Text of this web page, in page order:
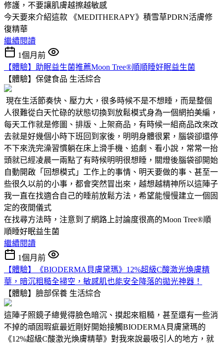
修護，不要讓肌膚越擦越敏感
今天要來介紹這款 《MEDITHERAPY》積雪草PDRN活膚修
復精華
繼續閱讀
1個月前
【體驗】助眠益生菌推薦Moon Tree®順順睡好眠益生菌
【體驗】保健食品 生活綜合
現在生活節奏快、壓力大，很多時候不是不想睡，而是整個
人很難從白天忙碌的狀態切換到放鬆模式身為一個網拍美編，
每天工作就是修圖、排版、上架商品，有時候一組商品改來改
去就是好幾個小時下班回到家後，明明身體很累，腦袋卻還停
不下來洗完澡習慣躺在床上滑手機、追劇、看小說，常常一抬
頭就已經凌晨一兩點了有時候明明很想睡，關燈後腦袋卻開始
自動開啟「回想模式」工作上的事情、明天要做的事、甚至一
些很久以前的小事，都會突然冒出來，越想越精神所以這陣子
我一直在找適合自己的睡前放鬆方法，希望能慢慢建立一個固
定的夜間儀式
在找尋方法時，注意到了網路上討論度很高的Moon Tree®順
順睡好眠益生菌
繼續閱讀
1個月前
【體驗】《BIODERMA貝膚黛瑪》12%超級C酸激光煥膚精
華，暗沉粗糙全掃空，敏感肌也能安全降落的拋光神器！
【體驗】臉部保養 生活綜合
這陣子照鏡子總覺得臉色暗沉、摸起來粗糙，甚至還有一些消
不掉的頑固瑕疵最近剛好開始接觸BIODERMA貝膚黛瑪的
《12%超級C酸激光煥膚精華》對我來說最吸引人的地方，就